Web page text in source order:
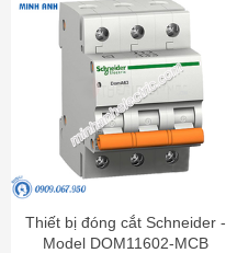
Thiết bị đóng cắt Schneider -
Model DOM11602-MCB